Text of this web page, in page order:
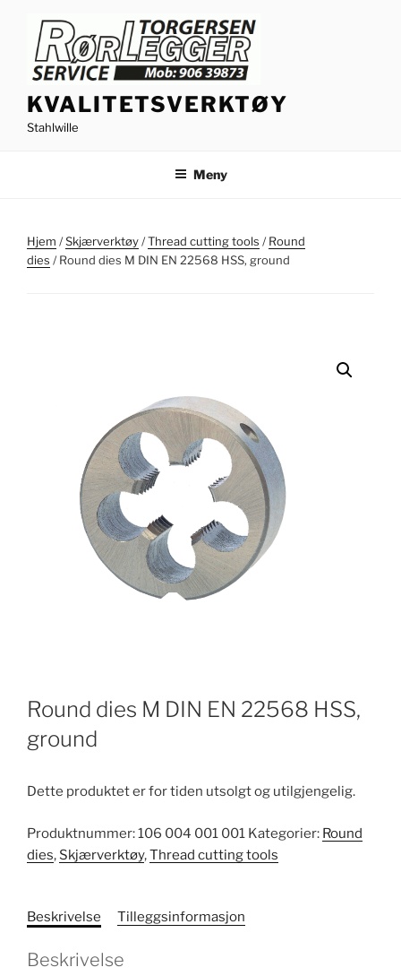
innhold
KVALITETSVERKTØY
Stahlwille
Meny
Hjem /Skjærverktøy/Thread cutting tools /Round
dies / Round dies M DIN EN 22568 HSS, ground
Round dies M DIN EN 22568 HSS,
ground
Dette produktet er for tiden utsolgt og utilgjengelig.
Produktnummer:106 004 001 001 Kategorier: Round
dies, Skjærverktøy,Thread cutting tools
Beskrivelse Tilleggsinformasjon
Beskrivelse